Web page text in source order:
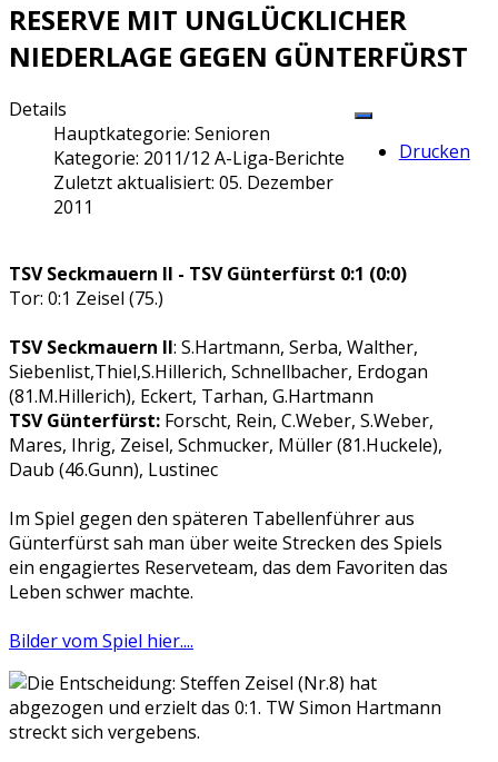
RESERVE MIT UNGLÜCKLICHER
NIEDERLAGE GEGEN GÜNTERFÜRST
Drucken
Details
Hauptkategorie: Senioren
Kategorie: 2011/12 A-Liga-Berichte
Zuletzt aktualisiert: 05. Dezember
2011
TSV Seckmauern II - TSV Günterfürst 0:1 (0:0)
Tor: 0:1 Zeisel (75.)
TSV Seckmauern II: S.Hartmann, Serba, Walther,
Siebenlist,Thiel,S.Hillerich, Schnellbacher, Erdogan
(81.M.Hillerich), Eckert, Tarhan, G.Hartmann
TSV Günterfürst: Forscht, Rein, C.Weber, S.Weber,
Mares, Ihrig, Zeisel, Schmucker, Müller (81.Huckele),
Daub (46.Gunn), Lustinec
Im Spiel gegen den späteren Tabellenführer aus
Günterfürst sah man über weite Strecken des Spiels
ein engagiertes Reserveteam, das dem Favoriten das
Leben schwer machte.
Bilder vom Spiel hier....